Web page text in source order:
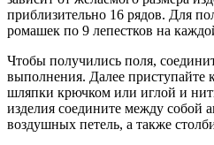
приблизительно 16 рядов. Для
ромашек по 9 лепестков на
Чтобы получились поля,
выполнения. Далее приступайте
шляпки крючком или иглой и
изделия соедините между собой
воздушных петель, а также